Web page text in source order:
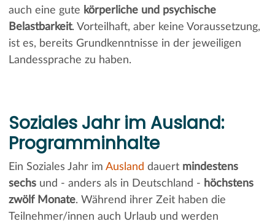
auch eine gute körperliche und psychische
Belastbarkeit. Vorteilhaft, aber keine Voraussetzung,
ist es, bereits Grundkenntnisse in der jeweiligen
Landessprache zu haben.
Soziales Jahr im Ausland:
Programminhalte
Ein Soziales Jahr im Ausland dauert mindestens
sechsund - anders als in Deutschland - höchstens
zwölf Monate. Während ihrer Zeit haben die
Teilnehmer/innen auch Urlaub und werden